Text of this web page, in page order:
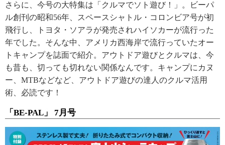
さらに、今号の大特集は「クルマでソト遊び！」。ビーパ
ル創刊の昭和56年、スペースシャトル・コロンビア号が初
飛行し、トヨタ・ソアラが発売されハイソカーが流行った
年でした。そんな中、アメリカ西海岸で流行っていたオー
トキャンプを誌面で紹介。アウトドア遊びとクルマは、今
も昔も、切っても切れない関係なんです。キャンプにカヌ
ー、MTBなどなど、アウトドア遊びの達人のクルマ活用
術、必読です！
「BE-PAL」 7月号